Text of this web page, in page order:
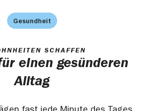
Gesundheit
SCHAFFEN
einen gesünderen
Alltag